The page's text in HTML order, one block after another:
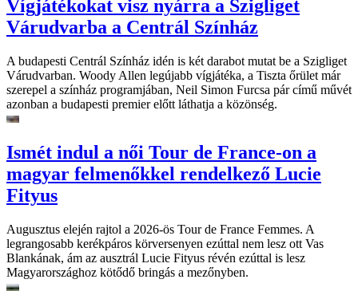
Vígjátékokat visz nyárra a Szigliget
Várudvarba a Centrál Színház
A budapesti Centrál Színház idén is két darabot mutat be a Szigliget
Várudvarban. Woody Allen legújabb vígjátéka, a Tiszta őrület már
szerepel a színház programjában, Neil Simon Furcsa pár című művét
azonban a budapesti premier előtt láthatja a közönség.
Ismét indul a női Tour de France-on a
magyar felmenőkkel rendelkező Lucie
Fityus
Augusztus elején rajtol a 2026-ös Tour de France Femmes. A
legrangosabb kerékpáros körversenyen ezúttal nem lesz ott Vas
Blankának, ám az ausztrál Lucie Fityus révén ezúttal is lesz
Magyarországhoz kötődő bringás a mezőnyben.